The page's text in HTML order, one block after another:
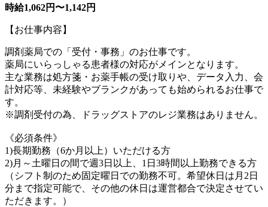
時給1,062円〜1,142円
【お仕事内容】
調剤薬局での「受付・事務」のお仕事です。
薬局にいらっしゃる患者様の対応がメインとなります。
主な業務は処方箋・お薬手帳の受け取りや、データ入力、会
計対応等、未経験やブランクがあっても始められるお仕事で
す。
※調剤受付の為、ドラッグストアのレジ業務はありません。
《必須条件》
1)長期勤務（6か月以上）いただける方
2)月～土曜日の間で週3日以上、1日3時間以上勤務できる方
（シフト制のため固定曜日での勤務不可。希望休日は月2日
分まで指定可能で、その他の休日は運営都合で決定させてい
ただきます。）